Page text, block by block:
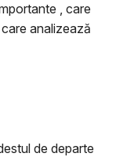
, care
analizează
de departe